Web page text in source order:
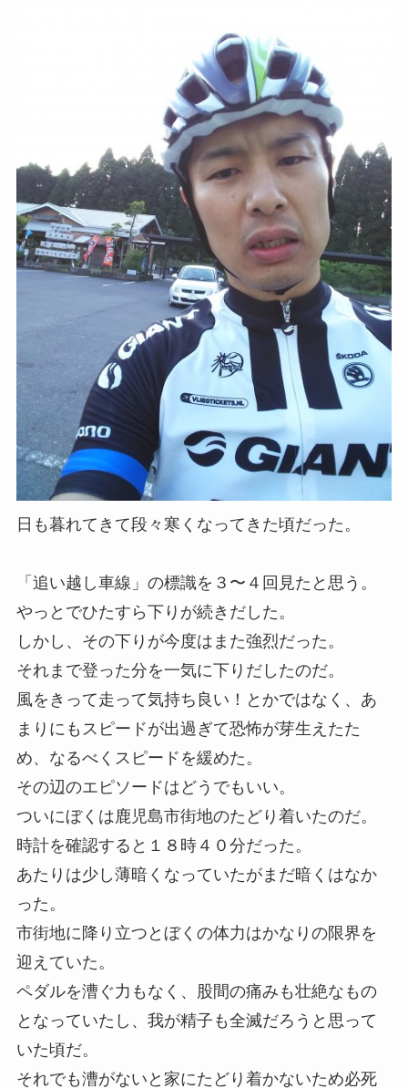
日も暮れてきて段々寒くなってきた頃だった。
「追い越し車線」の標識を３〜４回見たと思う。
やっとでひたすら下りが続きだした。
しかし、その下りが今度はまた強烈だった。
それまで登った分を一気に下りだしたのだ。
風をきって走って気持ち良い！とかではなく、あ
まりにもスピードが出過ぎて恐怖が芽生えたた
め、なるべくスピードを緩めた。
その辺のエピソードはどうでもいい。
ついにぼくは鹿児島市街地のたどり着いたのだ。
時計を確認すると１８時４０分だった。
あたりは少し薄暗くなっていたがまだ暗くはなか
った。
市街地に降り立つとぼくの体力はかなりの限界を
迎えていた。
ペダルを漕ぐ力もなく、股間の痛みも壮絶なもの
となっていたし、我が精子も全滅だろうと思って
いた頃だ。
それでも漕がないと家にたどり着かないため必死